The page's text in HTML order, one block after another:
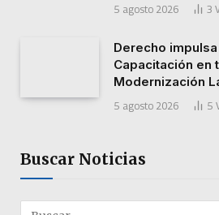
5 agosto 2026 3
Derecho
Capacitación en
Modernización
5 agosto 2026 5
Buscar Noticias